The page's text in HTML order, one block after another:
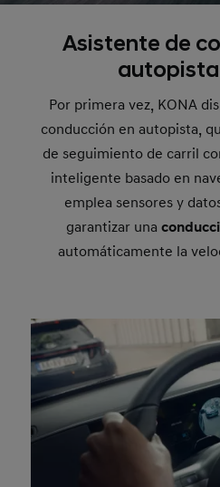
Asistente de
autopista
Por primera vez, KONA
conducción en autopista,
de seguimiento de carril
inteligente basado en
emplea sensores y
garantizar una
automáticamente la